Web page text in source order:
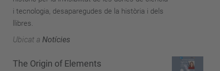
i tecnologia, desaparegudes de la història i dels
llibres.
Ubicat a Notícies
The Origin of Elements